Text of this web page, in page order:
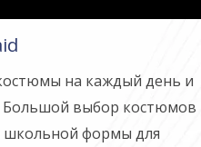
на каждый день и
Большой выбор костюмов
школьной формы для